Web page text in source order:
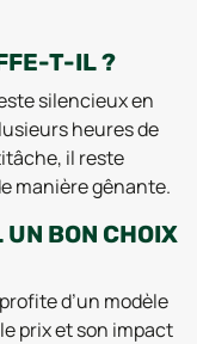
T-IL ?
silencieux en
heures de
il reste
manière gênante.
BON CHOIX
d’un modèle
prix et son impact